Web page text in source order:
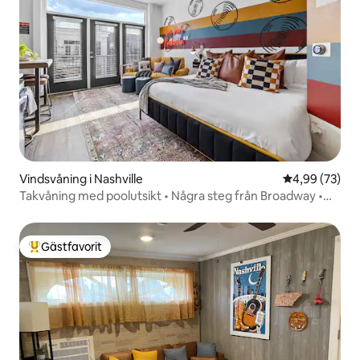
Vindsvåning i Nashville 4,99 av 5 i
4,99 (73)
Takvåning med poolutsikt • Några steg från Broadway •
Populär gästfavorit
Gästfavorit